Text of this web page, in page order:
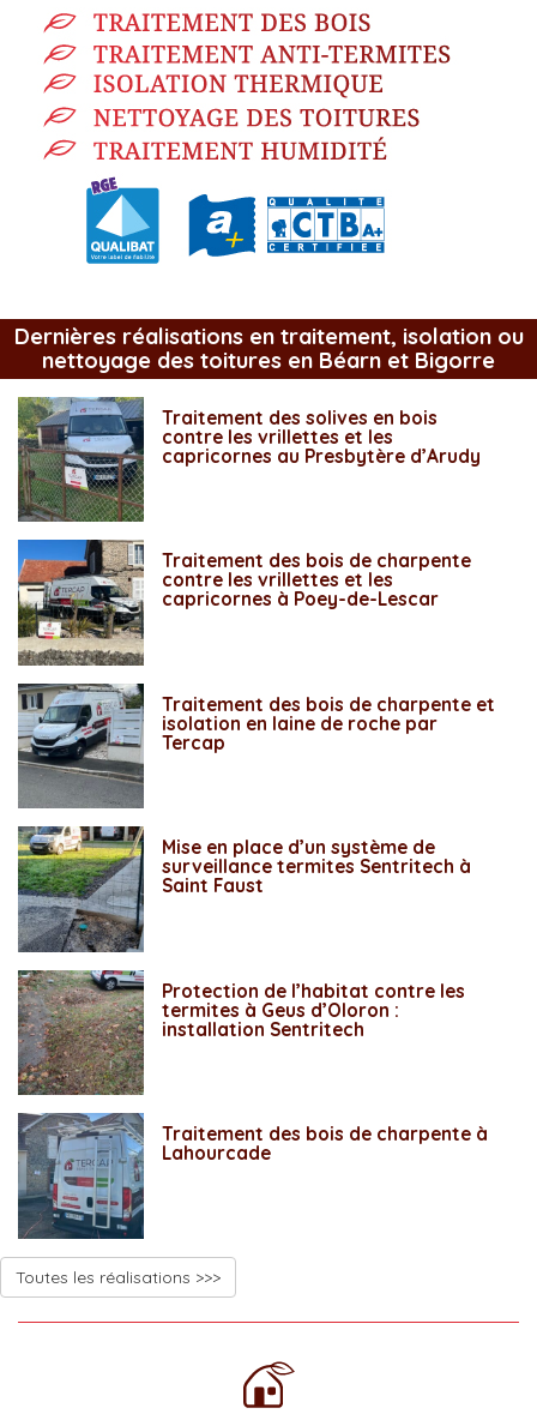
Dernières réalisations en traitement, isolation ou
nettoyage des toitures en Béarn et Bigorre
Traitement des solives en bois
contre les vrillettes et les
capricornes au Presbytère d’Arudy
Traitement des bois de charpente
contre les vrillettes et les
capricornes à Poey-de-Lescar
Traitement des bois de charpente et
isolation en laine de roche par
Tercap
Mise en place d’un système de
surveillance termites Sentritech à
Saint Faust
Protection de l’habitat contre les
termites à Geus d’Oloron :
installation Sentritech
Traitement des bois de charpente à
Lahourcade
Toutes les réalisations >>>